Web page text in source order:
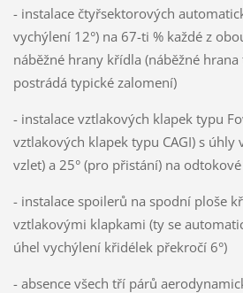
- instalace čtyřsektorových
vychýlení 12°) na 67-ti % každé z
náběžné hrany křídla (náběžné
postrádá typické zalomení)
- instalace vztlakových klapek typu
vztlakových klapek typu CAGI) s úhly
vzlet) a 25° (pro přistání) na
- instalace spoilerů na spodní ploše
vztlakovými klapkami (ty se
úhel vychýlení křidélek překročí 6°)
- absence všech tří párů